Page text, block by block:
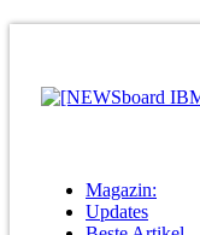
Magazin:
Updates